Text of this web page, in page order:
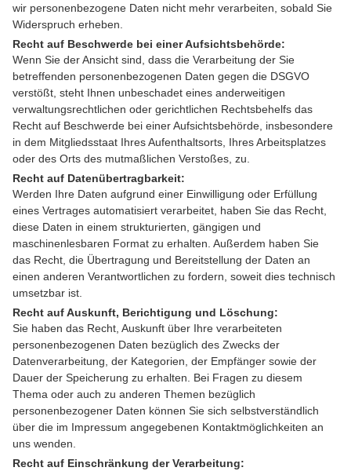
wir personenbezogene Daten nicht mehr verarbeiten, sobald Sie
Widerspruch erheben.
Recht auf Beschwerde bei einer Aufsichtsbehörde:
Wenn Sie der Ansicht sind, dass die Verarbeitung der Sie
betreffenden personenbezogenen Daten gegen die DSGVO
verstößt, steht Ihnen unbeschadet eines anderweitigen
verwaltungsrechtlichen oder gerichtlichen Rechtsbehelfs das
Recht auf Beschwerde bei einer Aufsichtsbehörde, insbesondere
in dem Mitgliedsstaat Ihres Aufenthaltsorts, Ihres Arbeitsplatzes
oder des Orts des mutmaßlichen Verstoßes, zu.
Recht auf Datenübertragbarkeit:
Werden Ihre Daten aufgrund einer Einwilligung oder Erfüllung
eines Vertrages automatisiert verarbeitet, haben Sie das Recht,
diese Daten in einem strukturierten, gängigen und
maschinenlesbaren Format zu erhalten. Außerdem haben Sie
das Recht, die Übertragung und Bereitstellung der Daten an
einen anderen Verantwortlichen zu fordern, soweit dies technisch
umsetzbar ist.
Recht auf Auskunft, Berichtigung und Löschung:
Sie haben das Recht, Auskunft über Ihre verarbeiteten
personenbezogenen Daten bezüglich des Zwecks der
Datenverarbeitung, der Kategorien, der Empfänger sowie der
Dauer der Speicherung zu erhalten. Bei Fragen zu diesem
Thema oder auch zu anderen Themen bezüglich
personenbezogener Daten können Sie sich selbstverständlich
über die im Impressum angegebenen Kontaktmöglichkeiten an
uns wenden.
Recht auf Einschränkung der Verarbeitung: